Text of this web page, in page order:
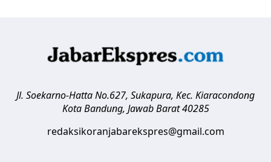
Jl. Soekarno-Hatta No.627, Sukapura, Kec. Kiaracondong
Kota Bandung, Jawab Barat 40285
redaksikoranjabarekspres@gmail.com